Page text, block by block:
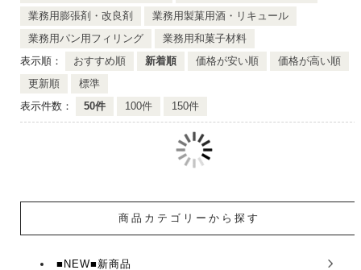
業務用膨張剤・改良剤
業務用製菓用酒・リキュール
業務用パン用フィリング
業務用和菓子材料
表示順：
おすすめ順 新着順 価格が安い順
価格が高い順
更新順
標準
表示件数：
50件 100件 150件
商品カテゴリーから探す
■NEW■新商品